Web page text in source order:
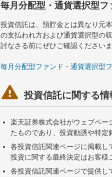
毎月分配型・通貨選択型
投資信託は、預貯金とは異なり元
の支払われ方および通貨選択型の
討なさる前にぜひご確認ください
毎月分配型ファンド・通貨選択型
 投資信託に関する
楽天証券株式会社がウェブペ
たものであり、投資勧誘や特
各投資信託関連ページに掲載
投資に関する最終決定はお客
各投資信託関連ページで提供